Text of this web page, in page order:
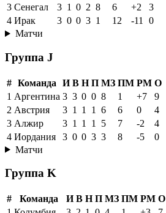
3 Сенегал 3 1 0 2 8 6 +2
3
4 Ирак 3 0 0 3 1 12 -11
0
Матчи
Группа J
# Команда И В Н П МЗ ПМ РМ О
1 Аргентина 3 3 0 0 8 1 +7
9
2 Австрия 3 1 1 1 6 6 0
4
3 Алжир 3 1 1 1 5 7 -2
4
4 Иордания 3 0 0 3 3 8 -5
0
Матчи
Группа K
# Команда И В Н П МЗ ПМ РМ О